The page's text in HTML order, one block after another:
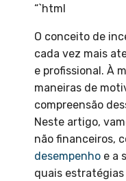
“`html
O conceito de
cada vez mais
e profissional. À
maneiras de
compreensão
Neste artigo,
não financeiros,
desempenho e a
quais estratégias